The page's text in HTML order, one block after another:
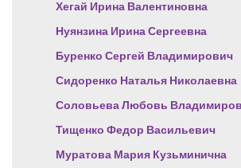
Хегай Ирина Валентиновна
Нуянзина Ирина Сергеевна
Буренко Сергей Владимирович
Сидоренко Наталья Николаевна
Соловьева Любовь
Тищенко Федор Васильевич
Муратова Мария Кузьминична